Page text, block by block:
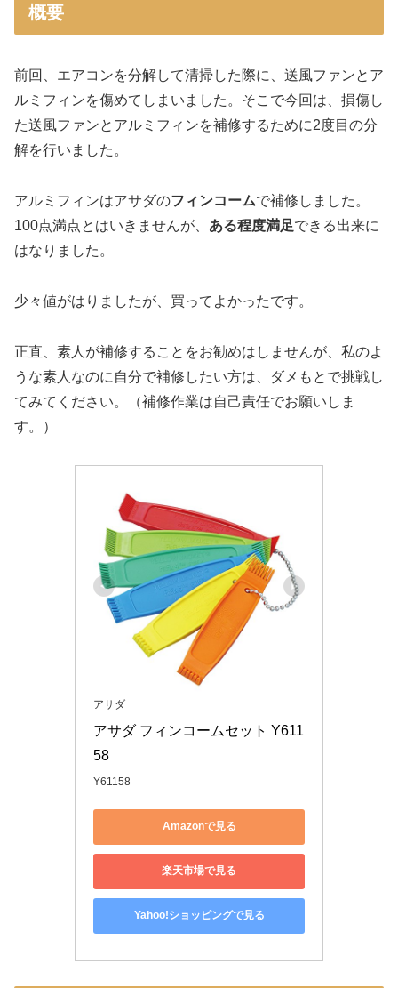
概要
前回、エアコンを分解して清掃した際に、送風ファンとア
ルミフィンを傷めてしまいました。そこで今回は、損傷し
た送風ファンとアルミフィンを補修するために2度目の分
解を行いました。
アルミフィンはアサダのフィンコームで補修しました。
100点満点とはいきませんが、 ある程度満足できる出来に
はなりました。
少々値がはりましたが、買ってよかったです。
正直、素人が補修することをお勧めはしませんが、私のよ
うな素人なのに自分で補修したい方は、ダメもとで挑戦し
てみてください。（補修作業は自己責任でお願いしま
す。）
アサダ
アサダ フィンコームセット Y611
58
Y61158
Amazonで見る
楽天市場で見る
Yahoo!ショッピングで見る